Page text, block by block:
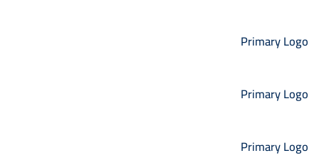
Primary Logo
Primary Logo
Primary Logo